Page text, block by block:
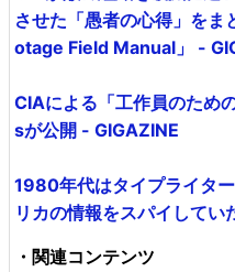
させた「愚者の心得」を
otage Field Manual」 -
CIAによる「工作員のため
sが公開 - GIGAZINE
1980年代はタイプライタ
リカの情報をスパイしてい
・関連コンテンツ